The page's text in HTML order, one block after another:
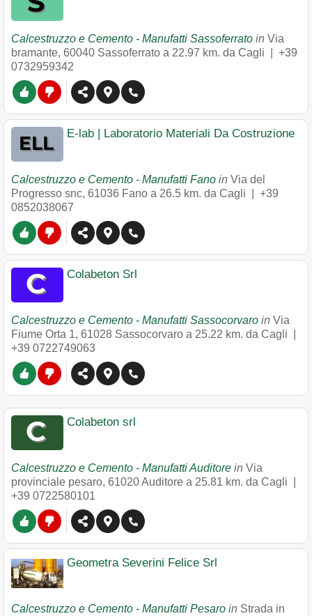
Calcestruzzo e Cemento - Manufatti Sassoferrato in Via
bramante, 60040 Sassoferrato a 22.97 km. da Cagli | +39
0732959342
E-lab | Laboratorio Materiali Da Costruzione
Calcestruzzo e Cemento - Manufatti Fano in Via del
Progresso snc, 61036 Fano a 26.5 km. da Cagli | +39
0852038067
Colabeton Srl
Calcestruzzo e Cemento - Manufatti Sassocorvaro in Via
Fiume Orta 1, 61028 Sassocorvaro a 25.22 km. da Cagli |
+39 0722749063
Colabeton srl
Calcestruzzo e Cemento - Manufatti Auditore in Via
provinciale pesaro, 61020Auditore a 25.81 km. da Cagli |
+39 0722580101
Geometra Severini Felice Srl
Calcestruzzo e Cemento - Manufatti Pesaro in Strada in